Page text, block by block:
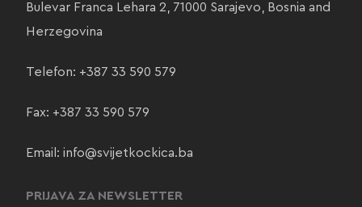
Bulevar Franca Lehara 2, 71000 Sarajevo, Bosnia and
Herzegovina
Telefon: +387 33 590 579
Fax: +387 33 590 579
Email: info@svijetkockica.ba
PRIJAVA ZA NEWSLETTER